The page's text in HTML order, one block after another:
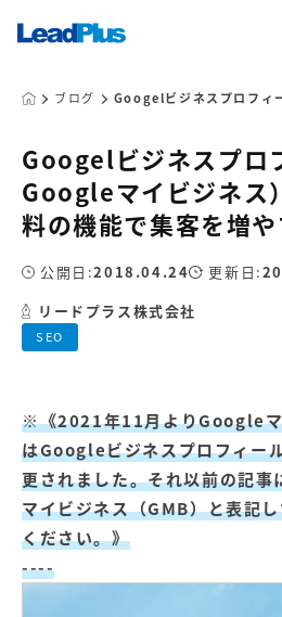
広告プロモーション
MA/CRM/SFA導入・運用
Web制作
マーケティングコンサルティング
コンテンツ制作
マーケティング基盤の製品
Leadplus One
マーケティングサービスの製品
【店舗型ビジネス向け】エリ
ア
マーケティングサービス
【IT企業向け】マーケティン
ブログ Googelビジネスプロフィ
Googelビジネスプロ
Googleマイビジネス
料の機能で集客を増
SEO
公開日:2018.04.24 更新日:
リードプラス株式会社
※《2021年11月よりGoogleマ
はGoogleビジネスプロフィー
更されました。それ以前の記
マイビジネス（GMB）と表記
ください。》
----